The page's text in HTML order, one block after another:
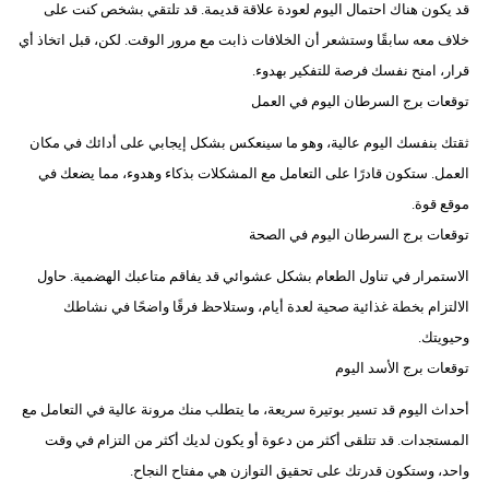
قد يكون هناك احتمال اليوم لعودة علاقة قديمة. قد تلتقي بشخص كنت على
خلاف معه سابقًا وستشعر أن الخلافات ذابت مع مرور الوقت. لكن، قبل اتخاذ أي
قرار، امنح نفسك فرصة للتفكير بهدوء.
توقعات برج السرطان اليوم في العمل
ثقتك بنفسك اليوم عالية، وهو ما سينعكس بشكل إيجابي على أدائك في مكان
العمل. ستكون قادرًا على التعامل مع المشكلات بذكاء وهدوء، مما يضعك في
موقع قوة.
توقعات برج السرطان اليوم في الصحة
الاستمرار في تناول الطعام بشكل عشوائي قد يفاقم متاعبك الهضمية. حاول
الالتزام بخطة غذائية صحية لعدة أيام، وستلاحظ فرقًا واضحًا في نشاطك
وحيويتك.
توقعات برج الأسد اليوم
أحداث اليوم قد تسير بوتيرة سريعة، ما يتطلب منك مرونة عالية في التعامل مع
المستجدات. قد تتلقى أكثر من دعوة أو يكون لديك أكثر من التزام في وقت
واحد، وستكون قدرتك على تحقيق التوازن هي مفتاح النجاح.